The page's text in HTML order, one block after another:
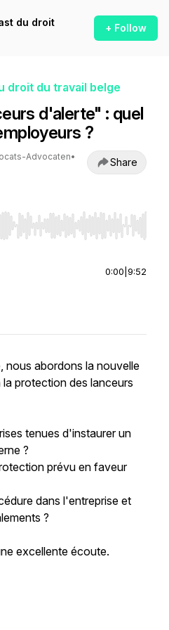
du droit
+ Follow
droit du travail belge
d'alerte" : quel
?
Advocaten•
Share
to seek, Home/End to jump to
0:00 9:52
nous abordons la nouvelle
protection des lanceurs
tenues d'instaurer un
?
prévu en faveur
dans l'entreprise et
?
excellente écoute.